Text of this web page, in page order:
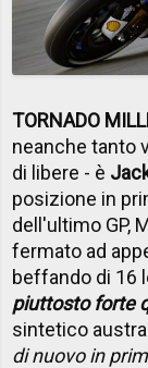
TORNADO
neanche tanto
di libere - è
posizione in
dell'ultimo GP,
fermato ad
beffando di 16
piuttosto forte
sintetico
di nuovo in